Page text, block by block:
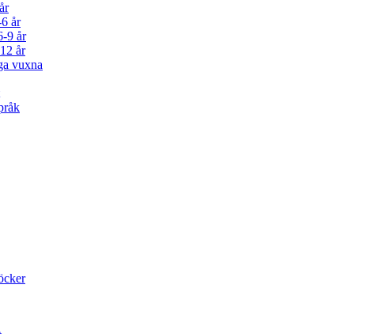
år
9 år
år
vuxna